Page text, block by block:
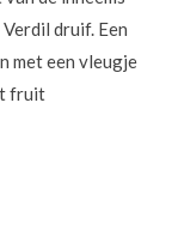
Verdil druif. Een
met een vleugje
fruit